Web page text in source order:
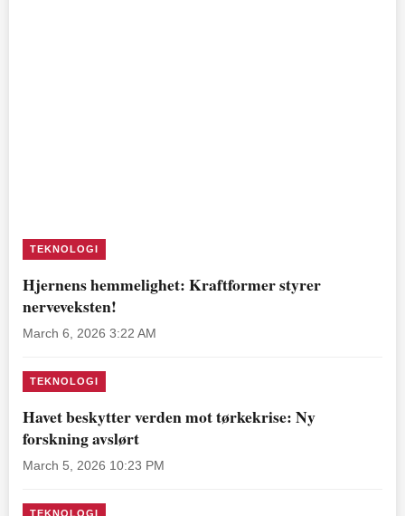
TEKNOLOGI
Hjernens hemmelighet: Kraftformer styrer
nerveveksten!
March 6, 2026 3:22 AM
TEKNOLOGI
Havet beskytter verden mot tørkekrise: Ny
forskning avslørt
March 5, 2026 10:23 PM
TEKNOLOGI